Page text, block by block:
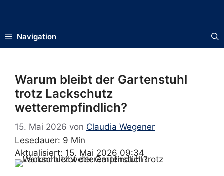
Navigation
Warum bleibt der Gartenstuhl
trotz Lackschutz
wetterempfindlich?
15. Mai 2026 von Claudia Wegener
Lesedauer: 9 Min
Aktualisiert: 15. Mai 2026 09:34